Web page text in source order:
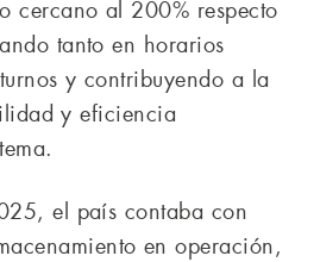
cercano al 200% respecto
tanto en horarios
y contribuyendo a la
y eficiencia
el país contaba con
en operación,